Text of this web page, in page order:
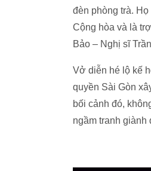
đèn phòng trà.
Cộng hòa và là
Bảo – Nghị sĩ
Vở diễn hé lộ kế
quyền Sài Gòn
bối cảnh đó,
ngầm tranh giành